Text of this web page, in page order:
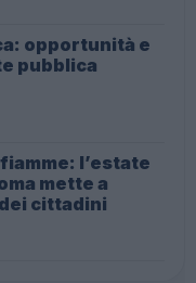
opportunità e
pubblica
l’estate
mette a
cittadini